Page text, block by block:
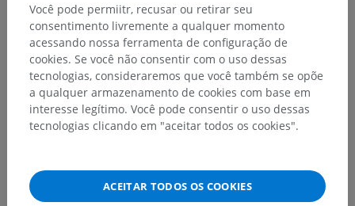
Relatar um problema
BAIXE O APLICATIVO
Você pode permiitr, recusar ou retirar seu
consentimento livremente a qualquer momento
acessando nossa ferramenta de configuração de
cookies. Se você não consentir com o uso dessas
tecnologias, consideraremos que você também se opõe
a qualquer armazenamento de cookies com base em
interesse legítimo. Você pode consentir o uso dessas
tecnologias clicando em "aceitar todos os cookies".
ACEITAR TODOS OS COOKIES